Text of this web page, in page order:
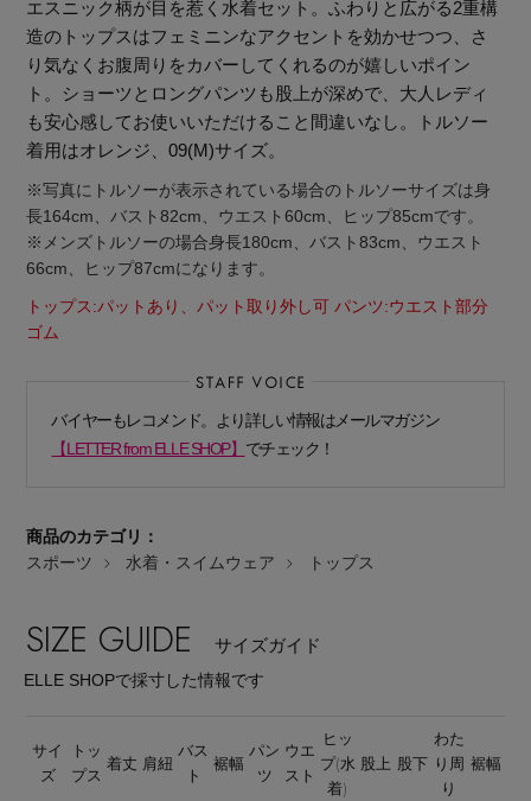
【エディターズ・エッセンシャル】
Stay inthe Loop
エスニック柄が目を惹く水着セット。ふわりと広がる2重構
造のトップスはフェミニンなアクセントを効かせつつ、さ
り気なくお腹周りをカバーしてくれるのが嬉しいポイン
ト。ショーツとロングパンツも股上が深めで、大人レディ
も安心感してお使いいただけること間違いなし。トルソー
着用はオレンジ、09(M)サイズ。
※写真にトルソーが表示されている場合のトルソーサイズは身
長164cm、バスト82cm、ウエスト60cm、ヒップ85cmです。
※メンズトルソーの場合身長180cm、バスト83cm、ウエスト
66cm、ヒップ87cmになります。
トップス:パットあり、パット取り外し可 パンツ:ウエスト部分
ゴム
バイヤーもレコメンド。より詳しい情報はメールマガジン
【LETTER from ELLE SHOP】 でチェック！
商品のカテゴリ：
スポーツ
水着・スイムウェア トップス
SIZE GUIDE サイズガイド
ELLE SHOPで採寸した情報です
サイ
ズ
トッ
プス
着丈 肩紐
バス
ト
裾幅
パン
ツ
ウエ
スト
ヒッ
プ(水
着)
股上 股下
わた
り周
り
裾幅